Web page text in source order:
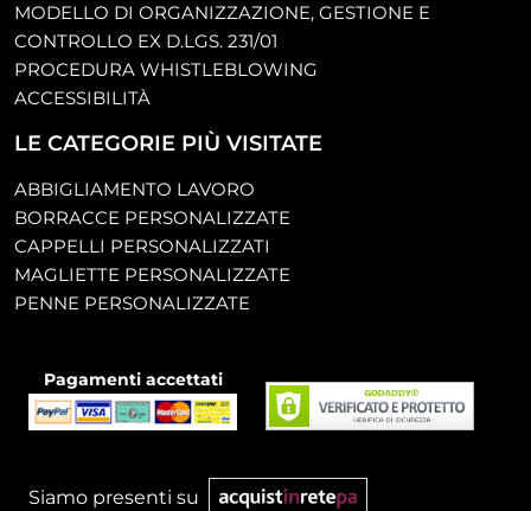
MODELLO DI ORGANIZZAZIONE, GESTIONE E
CONTROLLO EX D.LGS. 231/01
PROCEDURA WHISTLEBLOWING
ACCESSIBILITÀ
LE CATEGORIE PIÙ VISITATE
ABBIGLIAMENTO LAVORO
BORRACCE PERSONALIZZATE
CAPPELLI PERSONALIZZATI
MAGLIETTE PERSONALIZZATE
PENNE PERSONALIZZATE
Pagamenti accettati
Siamo presenti su